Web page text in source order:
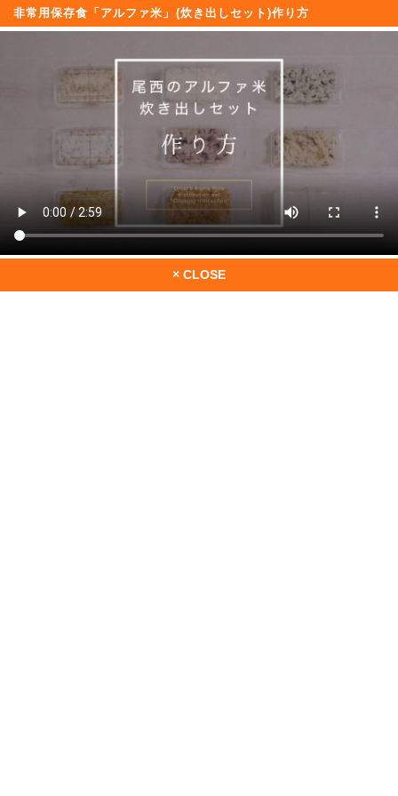
非常用保存食「アルファ米」(炊き出しセット)作り方
× CLOSE